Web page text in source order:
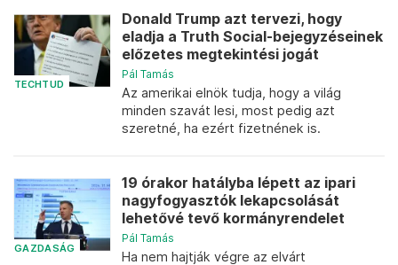
TECHTUD
Donald Trump azt tervezi, hogy
eladja a Truth Social-bejegyzéseinek
előzetes megtekintési jogát
Pál Tamás
Az amerikai elnök tudja, hogy a világ
minden szavát lesi, most pedig azt
szeretné, ha ezért fizetnének is.
GAZDASÁG
19 órakor hatályba lépett az ipari
nagyfogyasztók lekapcsolását
lehetővé tevő kormányrendelet
Pál Tamás
Ha nem hajtják végre az elvárt